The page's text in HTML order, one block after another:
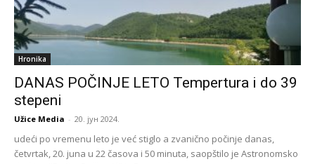
Hronika
DANAS POČINJE LETO Tempertura i do 39
stepeni
Užice Media - 20. јун 2024.
udeći po vremenu leto je već stiglo a zvanično počinje danas,
četvrtak, 20. juna u 22 časova i 50 minuta, saopštilo je Astronomsko